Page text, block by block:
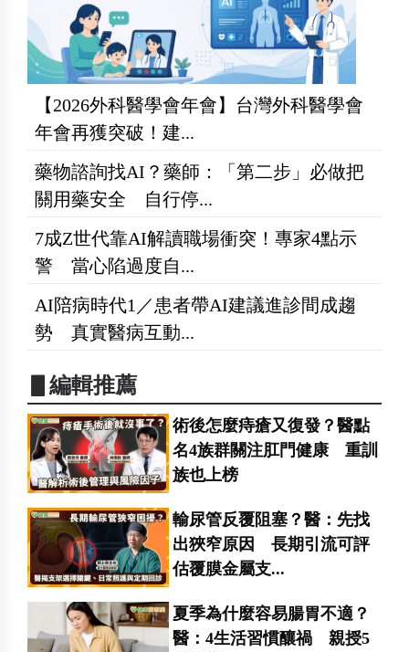
【2026外科醫學會年會】台灣外科醫學會
年會再獲突破！建...
藥物諮詢找AI？藥師：「第二步」必做把
關用藥安全 自行停...
7成Z世代靠AI解讀職場衝突！專家4點示
警 當心陷過度自...
AI陪病時代1／患者帶AI建議進診間成趨
勢 真實醫病互動...
▋編輯推薦
術後怎麼痔瘡又復發？醫點
名4族群關注肛門健康 重訓
族也上榜
輸尿管反覆阻塞？醫：先找
出狹窄原因 長期引流可評
估覆膜金屬支...
夏季為什麼容易腸胃不適？
醫：4生活習慣釀禍 親授5